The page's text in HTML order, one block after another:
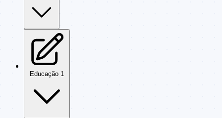
Educação 1